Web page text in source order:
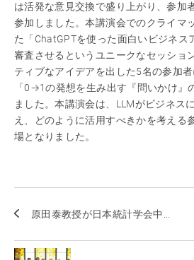
は活発な意見交換で盛り上がり、参加
参加しました。本講演会でのクライマ
た「ChatGPTを使った面白いビジネス
審査させるというユニークなセッショ
ティブなアイデアを出した5名の参加
「0→1の発想を生み出す『問いかけ』
ました。本講演会は、LLMがビジネス
え、どのように活用すべきかを考える
場となりました。
原田泰教授が日本統計学会中...